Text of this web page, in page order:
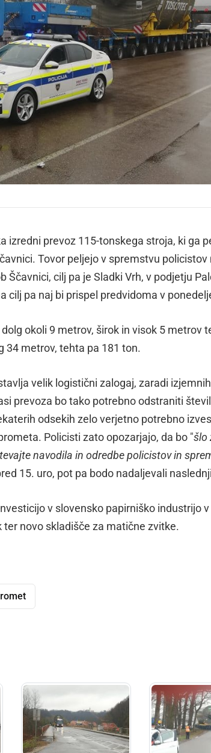
izredni prevoz 115-tonskega stroja, ki ga
Tovor peljejo v spremstvu policistov
Ščavnici, cilj pa je Sladki Vrh, v podjetju
cilj pa naj bi prispel predvidoma v
okoli 9 metrov, širok in visok 5 metrov
34 metrov, tehta pa 181 ton.
velik logistični zalogaj, zaradi
prevoza bo tako potrebno odstraniti
odsekih zelo verjetno potrebno
Policisti zato opozarjajo, da bo "šlo
navodila in odredbe policistov in
15. uro, pot pa bodo nadaljevali
v slovensko papirniško industrijo
ter novo skladišče za matične zvitke.